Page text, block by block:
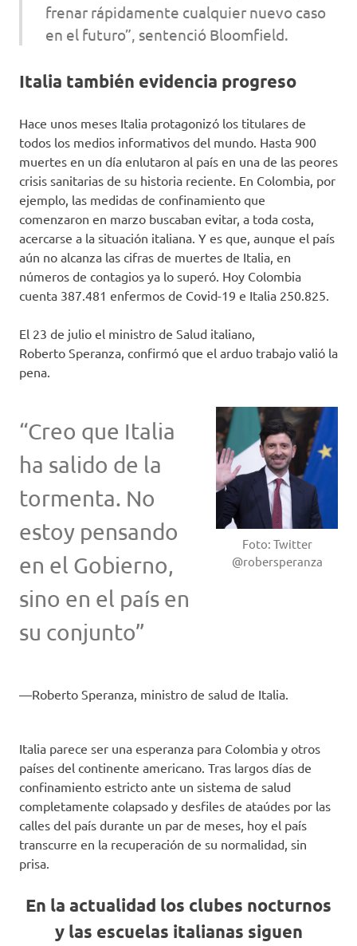
frenar rápidamente cualquier nuevo caso
en el futuro”, sentenció Bloomfield.
Italia también evidencia progreso
Hace unos meses Italia protagonizó los titulares de
todos los medios informativos del mundo. Hasta 900
muertes en un día enlutaron al país en una de las peores
crisis sanitarias de su historia reciente. En Colombia, por
ejemplo, las medidas de confinamiento que
comenzaron en marzo buscaban evitar, a toda costa,
acercarse a la situación italiana. Y es que, aunque el país
aún no alcanza las cifras de muertes de Italia, en
números de contagios ya lo superó. Hoy Colombia
cuenta 387.481 enfermos de Covid-19 e Italia 250.825.
El 23 de julio el ministro de Salud italiano,
Roberto Speranza, confirmó que el arduo trabajo valió la
pena.
Foto: Twitter
@robersperanza
“Creo que Italia
ha salido de la
tormenta. No
estoy pensando
en el Gobierno,
sino en el país en
su conjunto”
Roberto Speranza, ministro de salud de Italia.
Italia parece ser una esperanza para Colombia y otros
países del continente americano. Tras largos días de
confinamiento estricto ante un sistema de salud
completamente colapsado y desfiles de ataúdes por las
calles del país durante un par de meses, hoy el país
transcurre en la recuperación de su normalidad, sin
prisa.
En la actualidad los clubes nocturnos
y las escuelas italianas siguen